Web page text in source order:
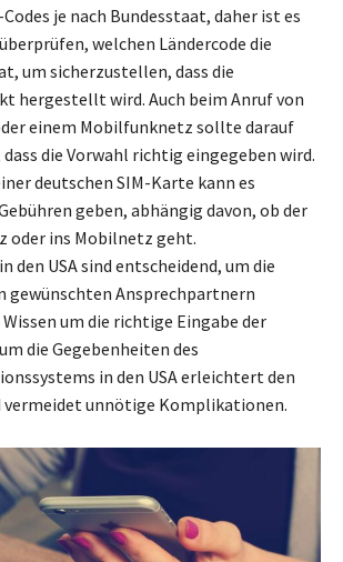
je nach Bundesstaat, daher ist es
welchen Ländercode die
um sicherzustellen, dass die
hergestellt wird. Auch beim Anruf von
einem Mobilfunknetz sollte darauf
die Vorwahl richtig eingegeben wird.
deutschen SIM-Karte kann es
geben, abhängig davon, ob der
oder ins Mobilnetz geht.
den USA sind entscheidend, um die
gewünschten Ansprechpartnern
um die richtige Eingabe der
die Gegebenheiten des
in den USA erleichtert den
vermeidet unnötige Komplikationen.